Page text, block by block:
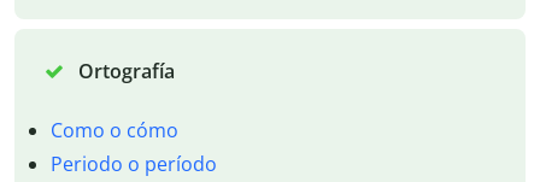
Ortografía
Como o cómo
Periodo o período